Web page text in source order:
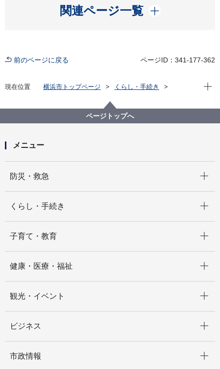
関連ページ一覧
開く
前のページに戻る ページID：341-177-362
現在位置 横浜市トップページ
くらし・手続き
令和６年度の活動実績
現在
ページトップへ
メニュー
防災・救急
くらし・手続き
子育て・教育
健康・医療・福祉
観光・イベント
ビジネス
市政情報